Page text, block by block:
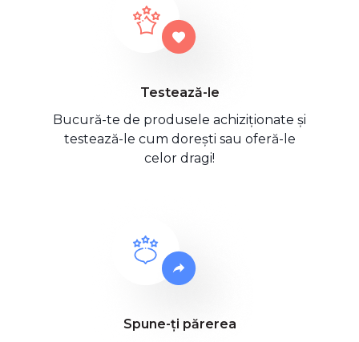
Testează-le
Bucură-te de produsele achiziționate și
testează-le cum dorești sau oferă-le
celor dragi!
Spune-ți părerea